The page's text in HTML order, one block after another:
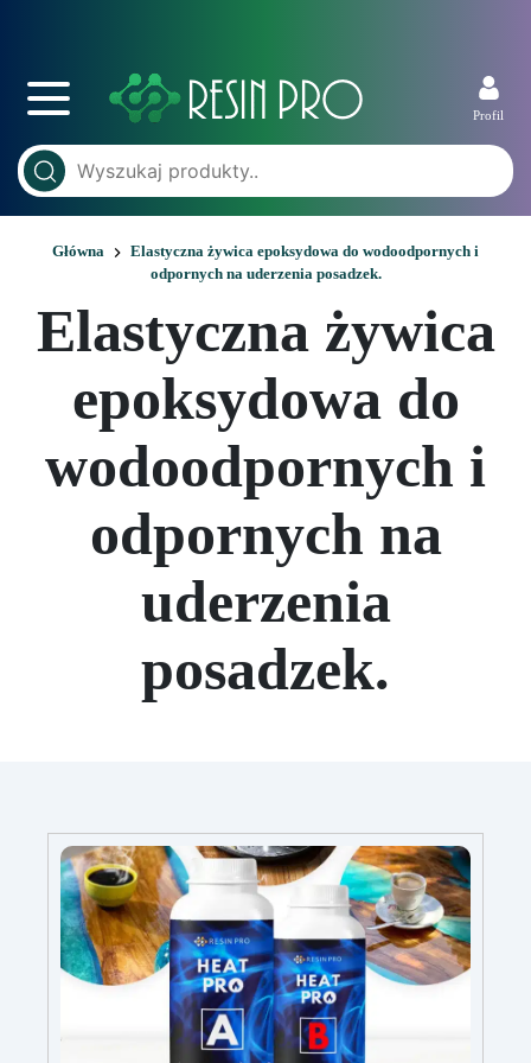
Profil
Główna
Elastyczna żywica epoksydowa do wodoodpornych i
odpornych na uderzenia posadzek.
Elastyczna żywica
epoksydowa do
wodoodpornych i
odpornych na
uderzenia
posadzek.